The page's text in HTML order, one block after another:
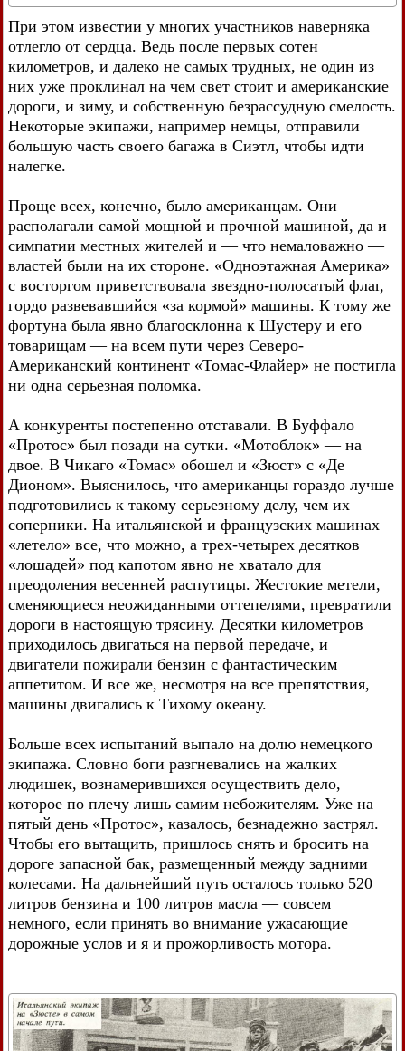
При этом известии у многих участников наверняка
отлегло от сердца. Ведь после первых сотен
километров, и далеко не самых трудных, не один из
них уже проклинал на чем свет стоит и американские
дороги, и зиму, и собственную безрассудную смелость.
Некоторые экипажи, например немцы, отправили
большую часть своего багажа в Сиэтл, чтобы идти
налегке.
Проще всех, конечно, было американцам. Они
располагали самой мощной и прочной машиной, да и
симпатии местных жителей и — что немаловажно —
властей были на их стороне. «Одноэтажная Америка»
с восторгом приветствовала звездно-полосатый флаг,
гордо развевавшийся «за кормой» машины. К тому же
фортуна была явно благосклонна к Шустеру и его
товарищам — на всем пути через Северо-
Американский континент «Томас-Флайер» не постигла
ни одна серьезная поломка.
А конкуренты постепенно отставали. В Буффало
«Протос» был позади на сутки. «Мотоблок» — на
двое. В Чикаго «Томас» обошел и «Зюст» с «Де
Дионом». Выяснилось, что американцы гораздо лучше
подготовились к такому серьезному делу, чем их
соперники. На итальянской и французских машинах
«летело» все, что можно, а трех-четырех десятков
«лошадей» под капотом явно не хватало для
преодоления весенней распутицы. Жестокие метели,
сменяющиеся неожиданными оттепелями, превратили
дороги в настоящую трясину. Десятки километров
приходилось двигаться на первой передаче, и
двигатели пожирали бензин с фантастическим
аппетитом. И все же, несмотря на все препятствия,
машины двигались к Тихому океану.
Больше всех испытаний выпало на долю немецкого
экипажа. Словно боги разгневались на жалких
людишек, вознамерившихся осуществить дело,
которое по плечу лишь самим небожителям. Уже на
пятый день «Протос», казалось, безнадежно застрял.
Чтобы его вытащить, пришлось снять и бросить на
дороге запасной бак, размещенный между задними
колесами. На дальнейший путь осталось только 520
литров бензина и 100 литров масла — совсем
немного, если принять во внимание ужасающие
дорожные услов и я и прожорливость мотора.